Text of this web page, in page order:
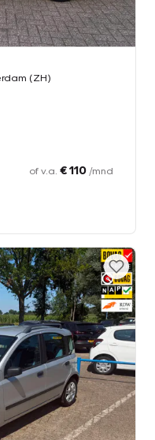
(ZH)
of v.a. € 110 /mnd